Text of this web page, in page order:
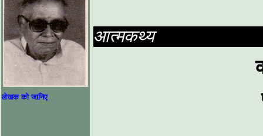
लेखक को जानिए
आत्मकथ्य